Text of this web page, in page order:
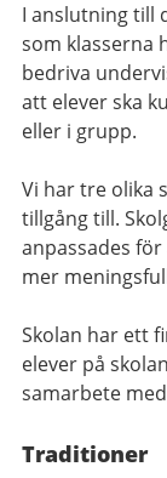
I anslutning till
som klasserna
bedriva
att elever ska
eller i grupp.
Vi har tre olika
tillgång till.
anpassades
mer
Skolan har ett
elever på
samarbete
Traditioner